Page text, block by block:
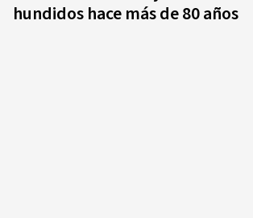
hundidos hace más de 80 años